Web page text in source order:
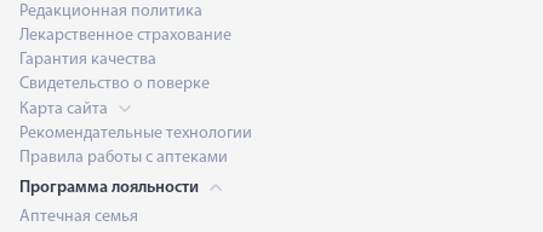
Редакционная политика
Лекарственное страхование
Гарантия качества
Свидетельство о поверке
Карта сайта
Рекомендательные технологии
Правила работы с аптеками
Программа лояльности
Аптечная семья